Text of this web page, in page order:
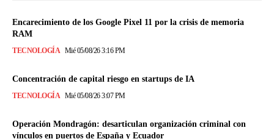
Encarecimiento de los Google Pixel 11 por la crisis de memoria
RAM
TECNOLOGÍA Mié 05/08/26 3:16 PM
Concentración de capital riesgo en startups de IA
TECNOLOGÍA Mié 05/08/26 3:07 PM
Operación Mondragón: desarticulan organización criminal con
vínculos en puertos de España y Ecuador